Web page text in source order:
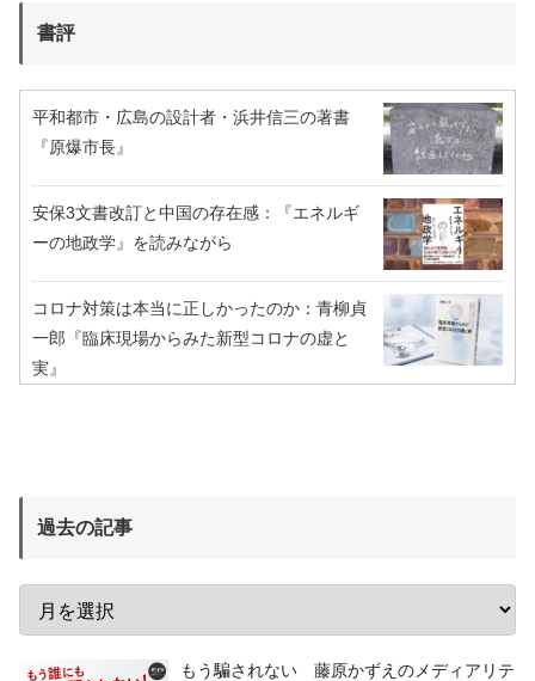
書評
平和都市・広島の設計者・浜井信三の著書
『原爆市長』
安保3文書改訂と中国の存在感：『エネルギ
ーの地政学』を読みながら
コロナ対策は本当に正しかったのか：青柳貞
一郎『臨床現場からみた新型コロナの虚と
実』
過去の記事
もう騙されない 藤原かずえのメディアリテ